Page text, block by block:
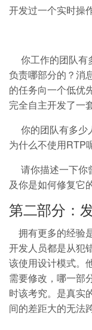
开发过一个实时操
你工作的团队有
负责哪部分的？消
的任务向一个低优
完全自主开发了一
你的团队有多少
为什么不使用RTP
请你描述一下你
及你是如何修复它的
第二部分：
拥有更多的经验
开发人员都是从犯
该使用设计模式。
需要修改，哪一部
时该考究。是真实
间的差距大的无法